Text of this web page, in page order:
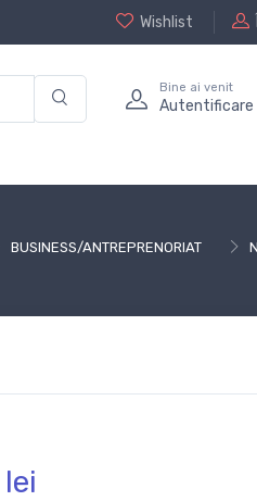
Wishlist
Bine ai venit
Autentificare
BUSINESS/ANTREPRENORIAT
lei